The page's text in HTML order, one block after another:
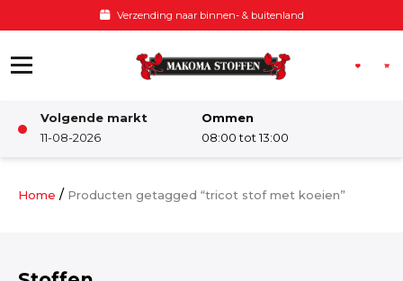
Verzending naar binnen- & buitenland
Volgende markt
11-08-2026
Ommen
08:00 tot 13:00
Damesstoffen
Home / Producten getagged “tricot stof met koeien”